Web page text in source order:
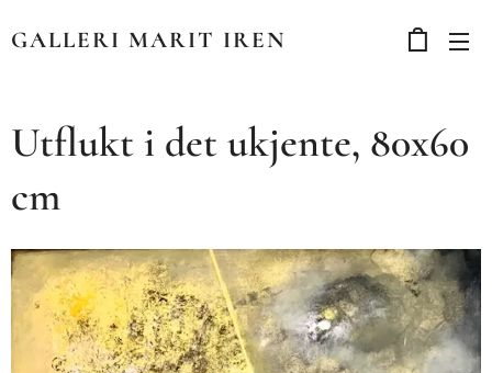
GALLERI MARIT IREN
Utflukt i det ukjente, 80x60
cm